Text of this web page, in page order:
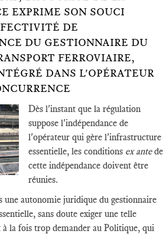
EXPRIME SON SOUCI
DE
DU GESTIONNAIRE DU
FERROVIAIRE,
DANS L'OPÉRATEUR
Dès l'instant que la régulation
suppose l'indépendance de
l'opérateur qui gère l'infrastructure
essentielle, les conditions ex antede
cette indépendance doivent être
réunies.
une autonomie juridique du gestionnaire
sans doute exiger une telle
à la fois trop demander au Politique, qui